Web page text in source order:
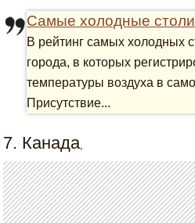
Самые холодные
В рейтинг самых холодных
города, в которых
температуры воздуха в
Присутствие...
7. Канада,